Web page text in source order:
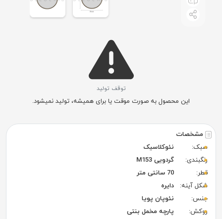
مشخصات
سبک:
نئوکلاسیک
رنگبندی:
گردویی M153
قطر:
70 سانتی متر
شکل آینه:
دایره
جنس:
نئوپان پویا
روکش:
پارچه مخمل بنتی
توقف تولید
این محصول به صورت موقت یا برای همیشه، تولید نمیشود.